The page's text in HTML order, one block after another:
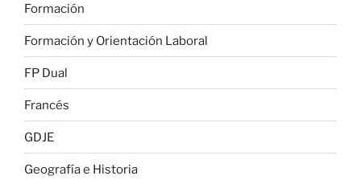
Formación
Formación y Orientación Laboral
FP Dual
Francés
GDJE
Geografía e Historia